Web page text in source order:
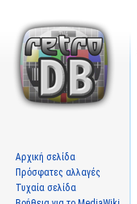
Αρχική σελίδα
Πρόσφατες αλλαγές
Τυχαία σελίδα